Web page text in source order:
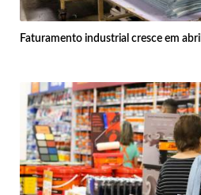
Faturamento industrial cresce em abril